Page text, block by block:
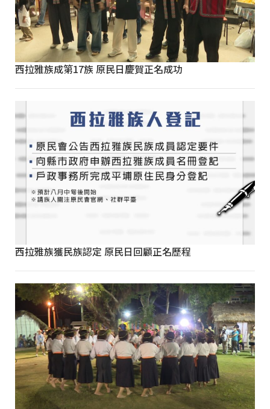
西拉雅族成第17族 原民日慶賀正名成功
西拉雅族獲民族認定 原民日回顧正名歷程